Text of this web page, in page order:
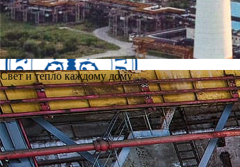
Свет и тепло каждому дому
Система менеджмента качества (СМК),